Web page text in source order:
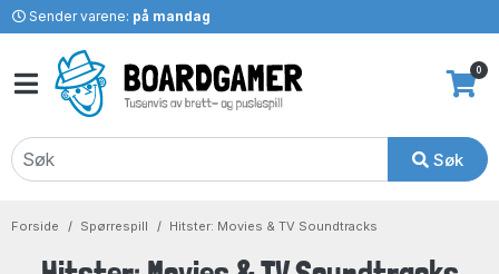
Sender varene: på mandag
Søk
0
Forside Spørrespill Hitster: Movies & TV Soundtracks